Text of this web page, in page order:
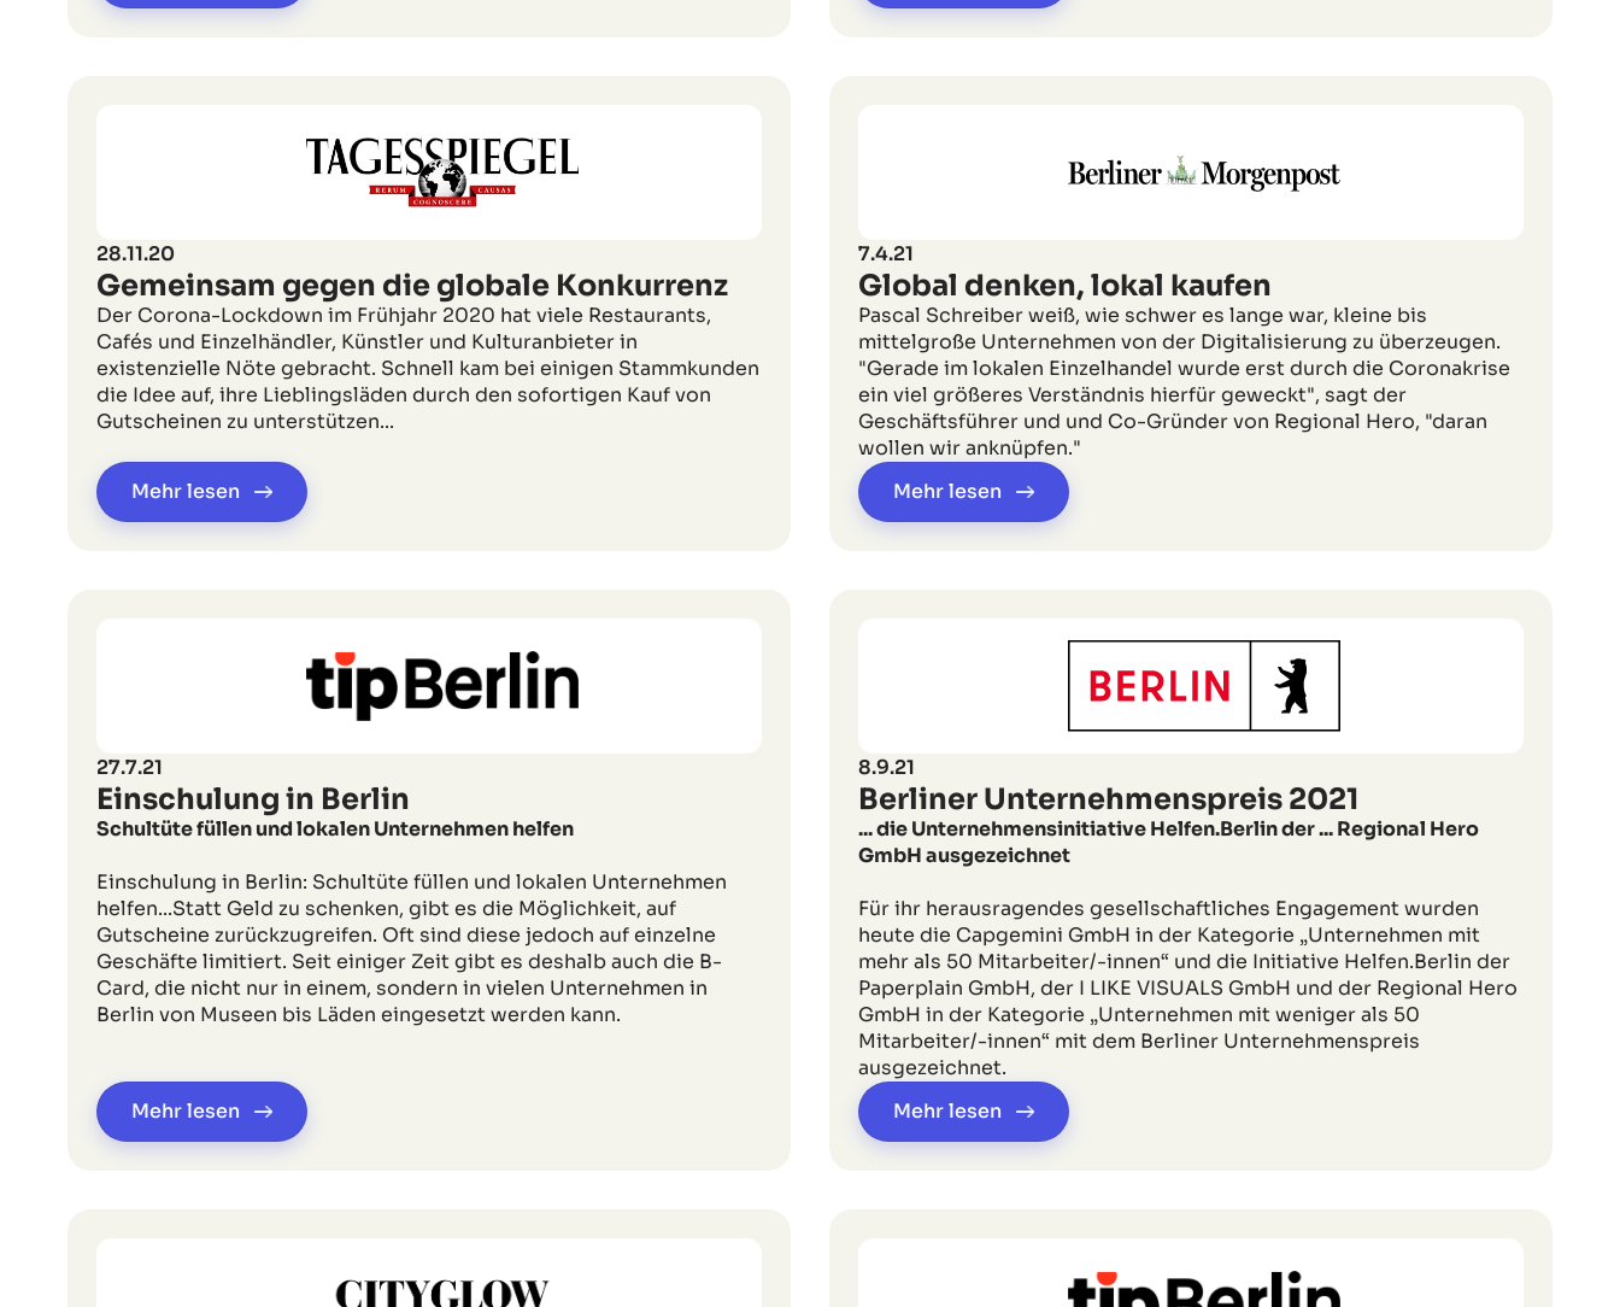
28.11.20
Gemeinsam gegen die globale Konkurrenz
Der Corona-Lockdown im Frühjahr 2020 hat viele Restaurants,
Cafés und Einzelhändler, Künstler und Kulturanbieter in
existenzielle Nöte gebracht. Schnell kam bei einigen Stammkunden
die Idee auf, ihre Lieblingsläden durch den sofortigen Kauf von
Gutscheinen zu unterstützen...
Mehr lesen
7.4.21
Global denken, lokal kaufen
Pascal Schreiber weiß, wie schwer es lange war, kleine bis
mittelgroße Unternehmen von der Digitalisierung zu überzeugen.
"Gerade im lokalen Einzelhandel wurde erst durch die Coronakrise
ein viel größeres Verständnis hierfür geweckt", sagt der
Geschäftsführer und und Co-Gründer von Regional Hero, "daran
wollen wir anknüpfen."
Mehr lesen
27.7.21
Einschulung in Berlin
Schultüte füllen und lokalen Unternehmen helfen
Einschulung in Berlin: Schultüte füllen und lokalen Unternehmen
helfen...Statt Geld zu schenken, gibt es die Möglichkeit, auf
Gutscheine zurückzugreifen. Oft sind diese jedoch auf einzelne
Geschäfte limitiert. Seit einiger Zeit gibt es deshalb auch die B-
Card, die nicht nur in einem, sondern in vielen Unternehmen in
Berlin von Museen bis Läden eingesetzt werden kann.
Mehr lesen
8.9.21
Berliner Unternehmenspreis 2021
... die Unternehmensinitiative Helfen.Berlin der ... Regional Hero
GmbH ausgezeichnet
Für ihr herausragendes gesellschaftliches Engagement wurden
heute die Capgemini GmbH in der Kategorie „Unternehmen mit
mehr als 50 Mitarbeiter/-innen“ und die Initiative Helfen.Berlin der
Paperplain GmbH, der I LIKE VISUALS GmbH und der Regional Hero
GmbH in der Kategorie „Unternehmen mit weniger als 50
Mitarbeiter/-innen“ mit dem Berliner Unternehmenspreis
ausgezeichnet.
Mehr lesen